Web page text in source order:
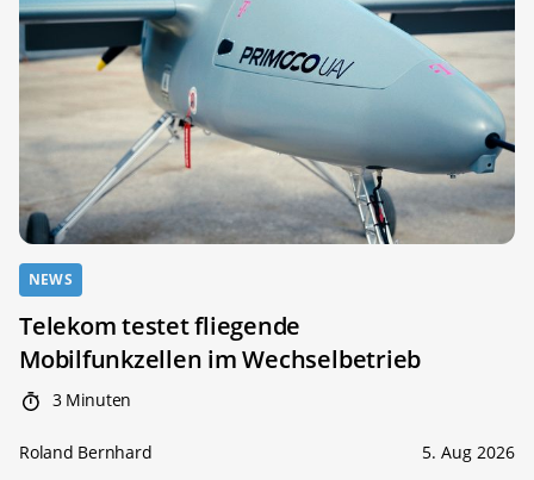
NEWS
Telekom testet fliegende
Mobilfunkzellen im Wechselbetrieb
3 Minuten
Roland Bernhard 5. Aug 2026